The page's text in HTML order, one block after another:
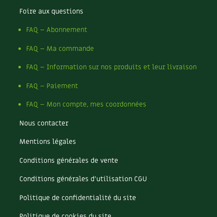
Recettes végétariennes et vegan
Matériaux écologiques
Énergie
Gestion de l’eau
Santé et bien-être
Trucs & astuces
Appels à témoignage
Bonnes adresses
Foire aux questions
FAQ – Abonnement
FAQ – Ma commande
FAQ – Information sur nos produits et leur livraison
FAQ – Paiement
FAQ – Mon compte, mes coordonnées
Nous contacter
Mentions légales
Conditions générales de vente
Conditions générales d’utilisation CGU
Politique de confidentialité du site